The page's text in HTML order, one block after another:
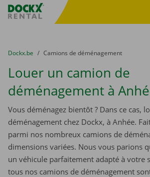
sitename
You are here:
du
Dockx.be to
Camions de déménagement
Louer un camion de
déménagement à
Vous déménagez bientôt ? Dans ce cas,
déménagement chez Dockx, à Anhée.
parmi nos nombreux camions de
dimensions variées. Nous vous parions
un véhicule parfaitement adapté à votre
tous nos camions de déménagement